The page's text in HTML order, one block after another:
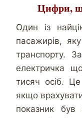
Цифри,
Один із
пасажирів,
транспорту.
електричка
тисяч осіб.
якщо
показник